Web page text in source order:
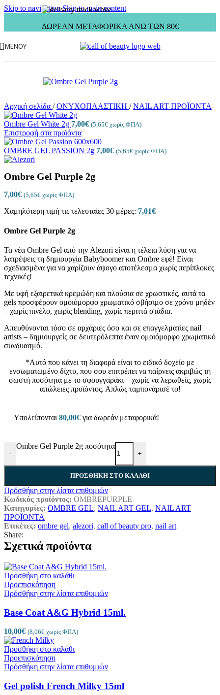
Skip to navigationSkip to main content
ΔΩΡΕΑΝ ΜΕΤΑΦΟΡΙΚΑ ΑΝΩ ΤΩΝ 80€
ΜΕΝΟΎ
Αρχική σελίδα / ΟΝΥΧΟΠΛΑΣΤΙΚΗ / NAIL ART ΠΡΟΪΟΝΤΑ
Ombre Gel White 2g 7,00€ (5,65€ χωρίς ΦΠΑ)
Επιστροφή στα προϊόντα
OMBRE GEL PASSION 2g 7,00€ (5,65€ χωρίς ΦΠΑ)
Ombre Gel Purple 2g
7,00€ (5,65€ χωρίς ΦΠΑ)
Χαμηλότερη τιμή τις τελευταίες 30 μέρες: 7,01€
Ombre Gel Purple 2g
Τα νέα Ombre Gel από την Alezori είναι η τέλεια λύση για να
λατρέψεις τη δημιουργία Babyboomer και Ombre εφέ! Είναι
σχεδιασμένα για να χαρίζουν άψογο αποτέλεσμα χωρίς περίπλοκες
τεχνικές!
Με υφή εξαιρετικά κρεμώδη και πλούσια σε χρωστικές, αυτά τα
gels προσφέρουν ομοιόμορφο χρωματικό σβήσιμο σε χρόνο μηδέν
– χωρίς πινέλο, χωρίς blending, χωρίς περιττά στάδια.
Απευθύνονται τόσο σε αρχάριες όσο και σε επαγγελματίες nail
artists – δημιουργείς σε δευτερόλεπτα έναν ομοιόμορφο χρωματικό
συνδυασμό.
*Αυτό που κάνει τη διαφορά είναι το ειδικό δοχείο με
ενσωματωμένο δίχτυ, που σου επιτρέπει να παίρνεις ακριβώς τη
σωστή ποσότητα με το σφουγγαράκι – χωρίς να λερωθείς, χωρίς
απώλειες προϊόντος. Απλώς ταμπονάρισέ το!
Υπολείπονται 80,00€ για δωρεάν μεταφορικά!
-
Ombre Gel Purple 2g ποσότητα
+
ΠΡΟΣΘΉΚΗ ΣΤΟ ΚΑΛΆΘΙ
Πρόσθήκη στην λίστα επιθυμιών
Κωδικός προϊόντος: OMBREPURPLE
Κατηγορίες: OMBRE GEL, NAIL ART GEL, NAIL ART
ΠΡΟΪΟΝΤΑ
Ετικέτες: ombre gel, alezori, call of beauty pro, nail art
Share:
Σχετικά προϊόντα
Προσθήκη στο καλάθι
Προεπισκόπηση
Πρόσθήκη στην λίστα επιθυμιών
Base Coat A&G Hybrid 15ml.
10,00€ (8,06€ χωρίς ΦΠΑ)
Προσθήκη στο καλάθι
Προεπισκόπηση
Πρόσθήκη στην λίστα επιθυμιών
Gel polish French Milky 15ml